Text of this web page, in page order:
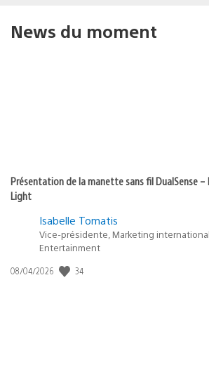
News du moment
Présentation de la manette sans fil DualSense
Light
Isabelle Tomatis
Vice-présidente, Marketing
Entertainment
Date
08/04/2026 34